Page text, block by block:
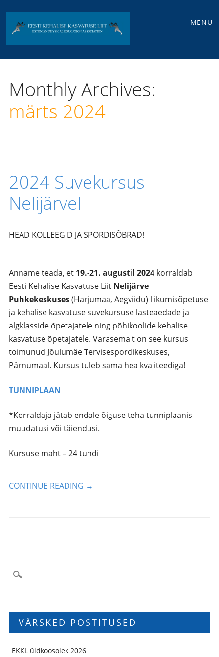
MENU
Monthly Archives:
märts 2024
2024 Suvekursus
Nelijärvel
HEAD KOLLEEGID JA SPORDISÕBRAD!
Anname teada, et 19.-21. augustil 2024korraldab
Eesti Kehalise Kasvatuse Liit Nelijärve
Puhkekeskuses(Harjumaa, Aegviidu) liikumisõpetuse
ja kehalise kasvatuse suvekursuse lasteaedade ja
algklasside õpetajatele ning põhikoolide kehalise
kasvatuse õpetajatele. Varasemalt on see kursus
toimunud Jõulumäe Tervisespordikeskuses,
Pärnumaal. Kursus tuleb sama hea kvaliteediga!
TUNNIPLAAN
*Korraldaja jätab endale õiguse teha tunniplaanis
muudatusi või täiendusi.
Kursuse maht – 24 tundi
CONTINUE READING →
VÄRSKED POSTITUSED
EKKL üldkoosolek 2026